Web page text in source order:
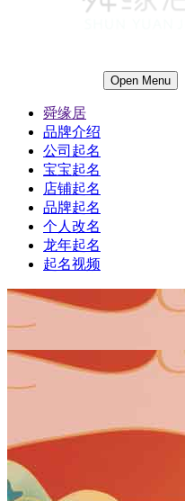
Open Menu
舜缘居
品牌介绍
公司起名
宝宝起名
店铺起名
品牌起名
个人改名
龙年起名
起名视频
男